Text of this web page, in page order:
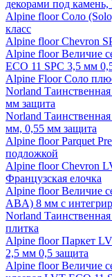
декорами под
Alpine floor Соло
класс
Alpine floor Chevron
Alpine floor Величие
ECO 11 SPC 3,5 мм
Alpine Floor Соло
Norland
мм защита
Norland
мм, 0,55 мм защита
Alpine floor Parquet
подложкой
Alpine floor Chevron
Французская елочка
Alpine floor Величие
ABA) 8 мм с
Norland
плитка
Alpine floor Паркет
2,5 мм 0,5 защита
Alpine floor Величие